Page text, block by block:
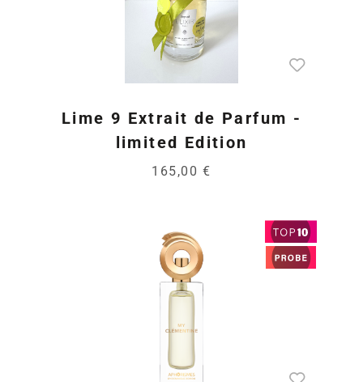
Lime 9 Extrait de Parfum -
limited Edition
165,00 €